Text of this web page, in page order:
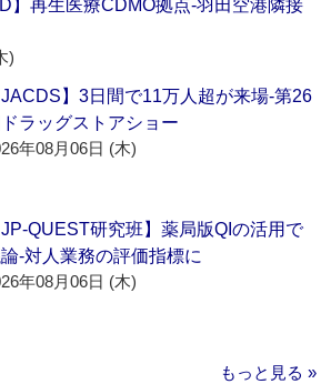
】再生医療CDMO拠点‐羽田空港隣接
)
JACDS】3日間で11万人超が来場‐第26
ラッグストアショー
年08月06日 (木)
JP-QUEST研究班】薬局版QIの活用で
‐対人業務の評価指標に
年08月06日 (木)
もっと見る »